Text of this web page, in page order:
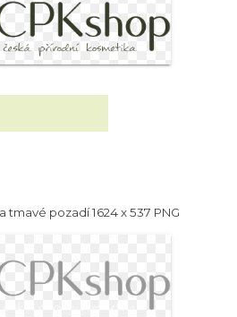
tmavé pozadí 1624 x 537 PNG